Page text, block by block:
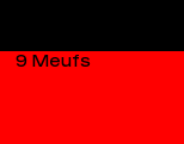
9 Meufs